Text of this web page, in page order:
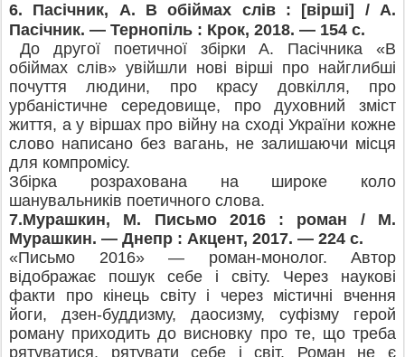
6. Пасічник, А. В обіймах слів : [вірші] / А.
Пасічник. — Тернопіль : Крок, 2018. — 154 с.
До другої поетичної збірки А. Пасічника «В
обіймах слів» увійшли нові вірші про найглибші
почуття людини, про красу довкілля, про
урбаністичне середовище, про духовний зміст
життя, а у віршах про війну на сході України кожне
слово написано без вагань, не залишаючи місця
для компромісу.
Збірка розрахована на широке коло
шанувальників поетичного слова.
7.Мурашкин, М. Письмо 2016 : роман / М.
Мурашкин. — Днепр : Акцент, 2017. — 224 с.
«Письмо 2016» — роман-монолог. Автор
відображає пошук себе і світу. Через наукові
факти про кінець світу і через містичні вчення
йоги, дзен-буддизму, даосизму, суфізму герой
роману приходить до висновку про те, що треба
рятуватися, рятувати себе і світ. Роман не є